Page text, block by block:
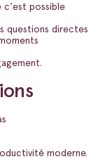
c'est possible
questions directes
moderne.